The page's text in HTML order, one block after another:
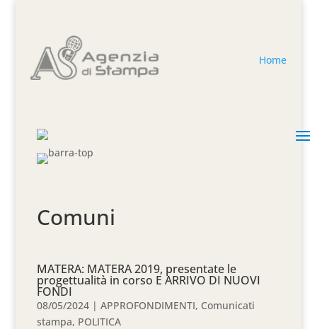
Home
Comuni
MATERA: MATERA 2019, presentate le
progettualità in corso E ARRIVO DI NUOVI
FONDI
08/05/2024 |APPROFONDIMENTI, Comunicati
stampa, POLITICA